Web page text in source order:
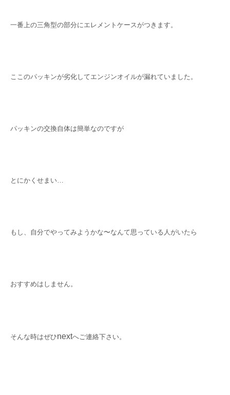
一番上の三角型の部分にエレメントケースがつきます。
ここのパッキンが劣化してエンジンオイルが漏れていました。
パッキンの交換自体は簡単なのですが
とにかくせまい…
もし、自分でやってみようかな〜なんて思っている人がいたら
おすすめはしません。
そんな時はぜひnextへご連絡下さい。